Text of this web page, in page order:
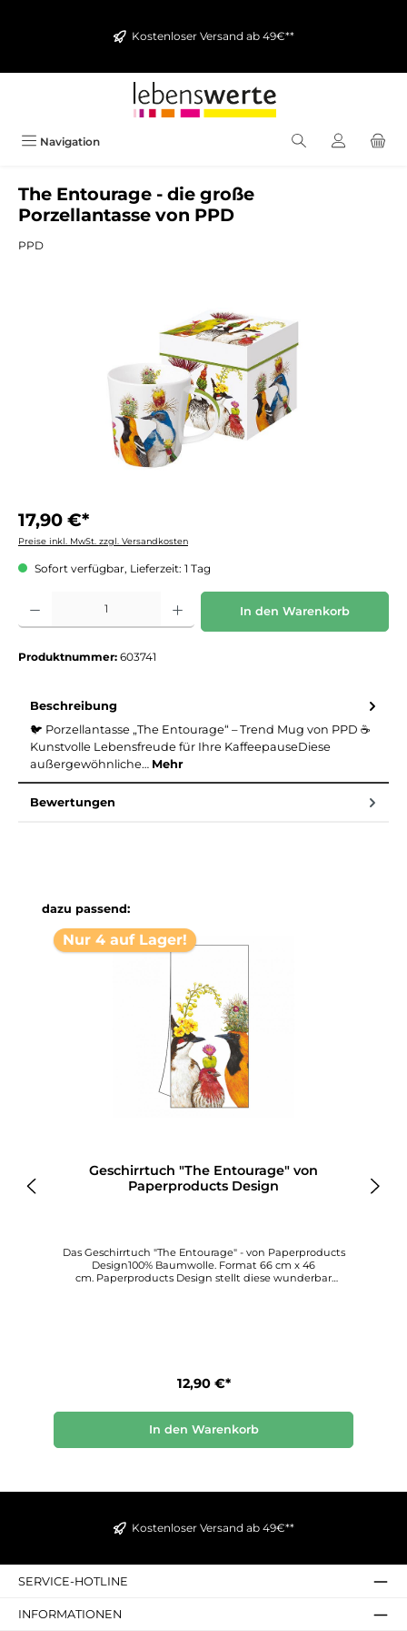
Kostenloser Versand ab 49€**
Navigation
The Entourage - die große
Porzellantasse von PPD
PPD
17,90 €*
Preise inkl. MwSt. zzgl. Versandkosten
Sofort verfügbar, Lieferzeit: 1 Tag
Produkt Anzahl: Gib den gewünschten Wert ein oder benutze die Schaltflächen um
In den Warenkorb
Produktnummer: 603741
Beschreibung
🐦 Porzellantasse „The Entourage“ – Trend Mug von PPD ☕️
Kunstvolle Lebensfreude für Ihre KaffeepauseDiese
außergewöhnliche… Mehr
Bewertungen
Produktgalerie überspringen
dazu passend:
Nur 4 auf Lager!
Geschirrtuch "The Entourage" von
Paperproducts Design
Das Geschirrtuch "The Entourage" - von Paperproducts
Design100% Baumwolle. Format 66 cm x 46
cm. Paperproducts Design stellt diese wunderbar
12,90 €*
In den Warenkorb
Kostenloser Versand ab 49€**
SERVICE-HOTLINE
INFORMATIONEN